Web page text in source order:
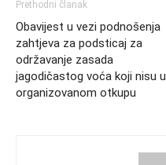
Prethodni članak
Obavijest u vezi podnošenja
zahtjeva za podsticaj za
održavanje zasada
jagodičastog voća koji nisu u
organizovanom otkupu